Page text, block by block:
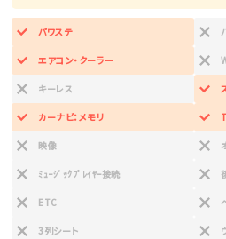
パワステ
エアコン・クーラー
キーレス
カーナビ：メモリ
映像
ﾐｭｰｼﾞｯｸﾌﾟﾚｲﾔｰ接続
ETC
3列シート